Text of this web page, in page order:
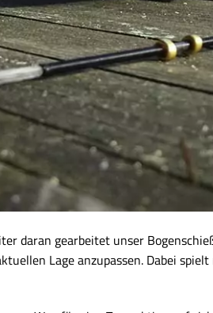
daran gearbeitet unser
Lage anzupassen. Dabei